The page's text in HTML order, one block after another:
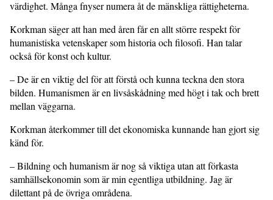
värdighet. Många fnyser numera åt de mänskliga rättigheterna.
Korkman säger att han med åren får en allt större respekt för
humanistiska vetenskaper som historia och filosofi. Han talar
också för konst och kultur.
– De är en viktig del för att förstå och kunna teckna den stora
bilden. Humanismen är en livsåskådning med högt i tak och brett
mellan väggarna.
Korkman återkommer till det ekonomiska kunnande han gjort sig
känd för.
– Bildning och humanism är nog så viktiga utan att förkasta
samhällsekonomin som är min egentliga utbildning. Jag är
dilettant på de övriga områdena.